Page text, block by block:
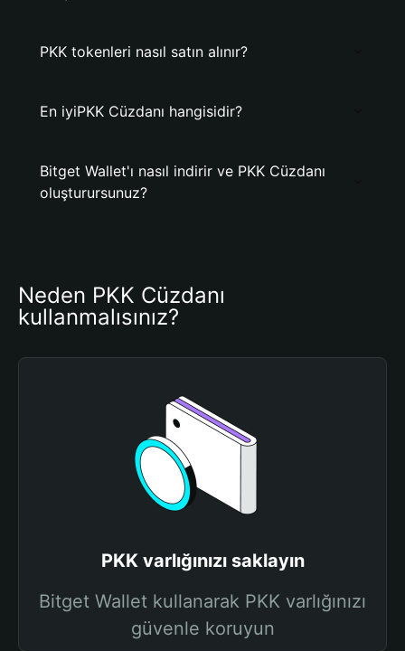
PKK tokenleri nasıl satın alınır?
En iyiPKK Cüzdanı hangisidir?
Bitget Wallet'ı nasıl indirir ve PKK Cüzdanı
oluşturursunuz?
Neden PKK Cüzdanı
kullanmalısınız?
PKK varlığınızı saklayın
Bitget Wallet kullanarak PKK varlığınızı
güvenle koruyun